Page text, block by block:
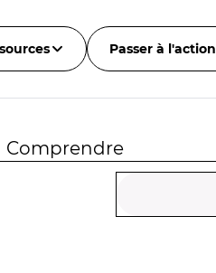
Passer à l'action
Comprendre